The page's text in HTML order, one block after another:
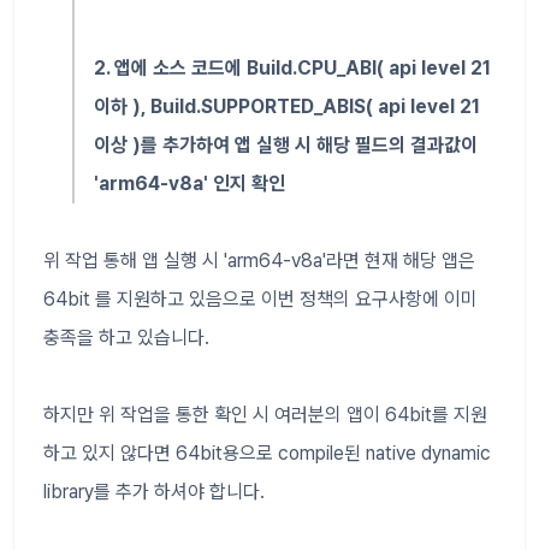
2. 앱에 소스 코드에 Build.CPU_ABI( api level 21
이하 ), Build.SUPPORTED_ABIS( api level 21
이상 )를 추가하여 앱 실행 시 해당 필드의 결과값이
'arm64-v8a' 인지 확인
위 작업 통해 앱 실행 시 'arm64-v8a'라면 현재 해당 앱은
64bit 를 지원하고 있음으로 이번 정책의 요구사항에 이미
충족을 하고 있습니다.
하지만 위 작업을 통한 확인 시 여러분의 앱이 64bit를 지원
하고 있지 않다면 64bit용으로 compile된 native dynamic
library를 추가 하셔야 합니다.